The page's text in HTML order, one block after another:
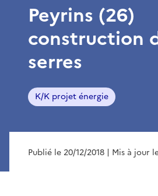
Peyrins (26)
construction
serres
K/K projet énergie
Publié le 20/12/2018 | Mis à jour